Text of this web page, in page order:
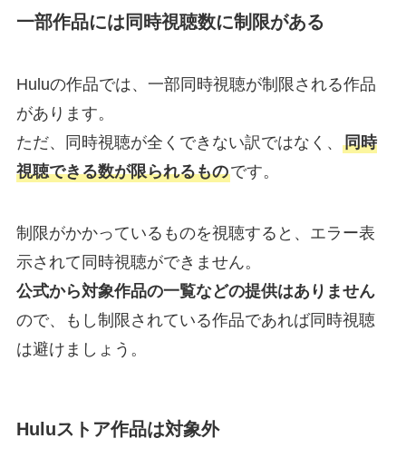
一部作品には同時視聴数に制限がある
Huluの作品では、一部同時視聴が制限される作品
があります。
ただ、同時視聴が全くできない訳ではなく、 同時
視聴できる数が限られるものです。
制限がかかっているものを視聴すると、エラー表
示されて同時視聴ができません。
公式から対象作品の一覧などの提供はありません
ので、もし制限されている作品であれば同時視聴
は避けましょう。
Huluストア作品は対象外